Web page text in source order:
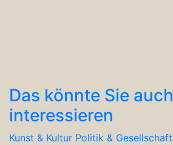
Das könnte Sie auch
interessieren
Kunst & Kultur Politik & Gesellschaft